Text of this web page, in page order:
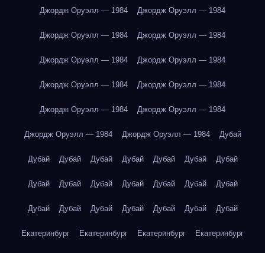
Джордж Оруэлл — 1984 Джордж Оруэлл — 1984
Джордж Оруэлл — 1984 Джордж Оруэлл — 1984
Джордж Оруэлл — 1984 Джордж Оруэлл — 1984
Джордж Оруэлл — 1984 Джордж Оруэлл — 1984
Джордж Оруэлл — 1984 Джордж Оруэлл — 1984
Джордж Оруэлл — 1984 Джордж Оруэлл — 1984 Дубай
Дубай Дубай Дубай Дубай Дубай Дубай Дубай
Дубай Дубай Дубай Дубай Дубай Дубай Дубай
Дубай Дубай Дубай Дубай Дубай Дубай Дубай
Екатеринбург Екатеринбург Екатеринбург Екатеринбург